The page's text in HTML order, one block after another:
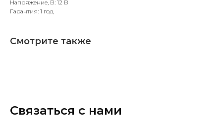
Напряжение, В: 12 В
Гарантия: 1 год
Смотрите также
Связаться с нами